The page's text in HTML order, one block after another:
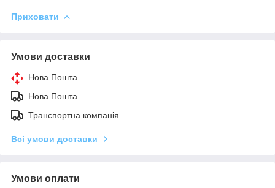
Приховати
Умови доставки
Нова Пошта
Нова Пошта
Транспортна компанія
Всі умови доставки
Умови оплати